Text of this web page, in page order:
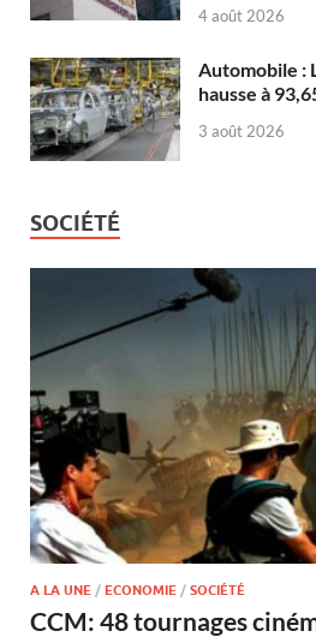
4 août 2026
Automobile :
hausse à
3 août 2026
SOCIÉTÉ
A LA UNE / ECONOMIE / SOCIÉTÉ
CCM: 48 tournages